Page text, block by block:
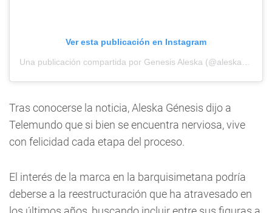
Ver esta publicación en Instagram
Una publicación compartida por Genesis Aleska (@aleskagenesis)
Tras conocerse la noticia, Aleska Génesis dijo a
Telemundo que si bien se encuentra nerviosa, vive
con felicidad cada etapa del proceso.
El interés de la marca en la barquisimetana podría
deberse a la reestructuración que ha atravesado en